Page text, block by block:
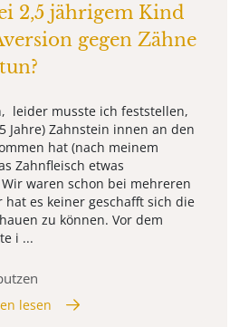
2,5 jährigem Kind
gegen Zähne
leider musste ich feststellen,
Jahre) Zahnstein innen an den
hat (nach meinem
Zahnfleisch etwas
waren schon bei mehreren
hat es keiner geschafft sich die
zu können. Vor dem
i ...
lesen